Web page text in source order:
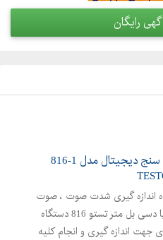
رایگان
صوت سنج دیجیتال مدل 1-816
اندازه گیری شدت صوت ، صوت
سنج یا دسی بل متر تستو 816 دستگاه
جهت اندازه گیری و انجام کلیه